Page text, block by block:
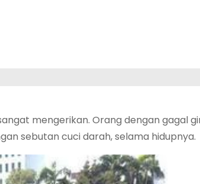
mengerikan. Orang dengan gagal
sebutan cuci darah, selama hidupnya.